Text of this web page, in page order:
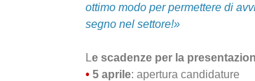
ottimo modo per permettere di
segno nel settore!»
Le scadenze per la
• 5 aprile: apertura candidature